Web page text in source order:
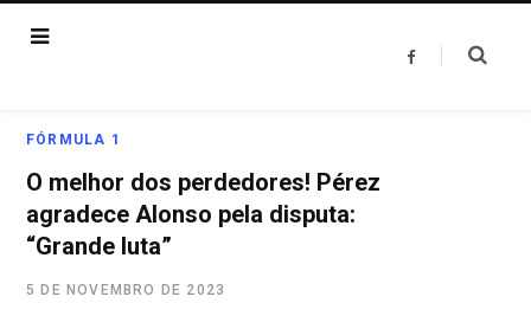
F
FÓRMULA 1
O melhor dos perdedores! Pérez
agradece Alonso pela disputa:
“Grande luta”
5 DE NOVEMBRO DE 2023